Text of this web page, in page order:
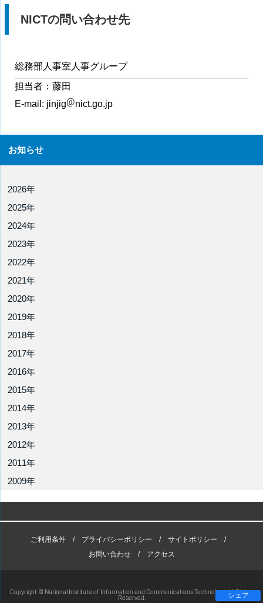
シェア
NICTの問い合わせ先
総務部人事室人事グループ
担当者：藤田
E-mail: jinjig nict.go.jp
お知らせ
2026年
2025年
2024年
2023年
2022年
2021年
2020年
2019年
2018年
2017年
2016年
2015年
2014年
2013年
2012年
2011年
2009年
ご利用条件 プライバシーポリシー
サイトポリシー
お問い合わせ
アクセス
Copyright © National Institute of Information and Communications Technology. All Rights
Reserved.